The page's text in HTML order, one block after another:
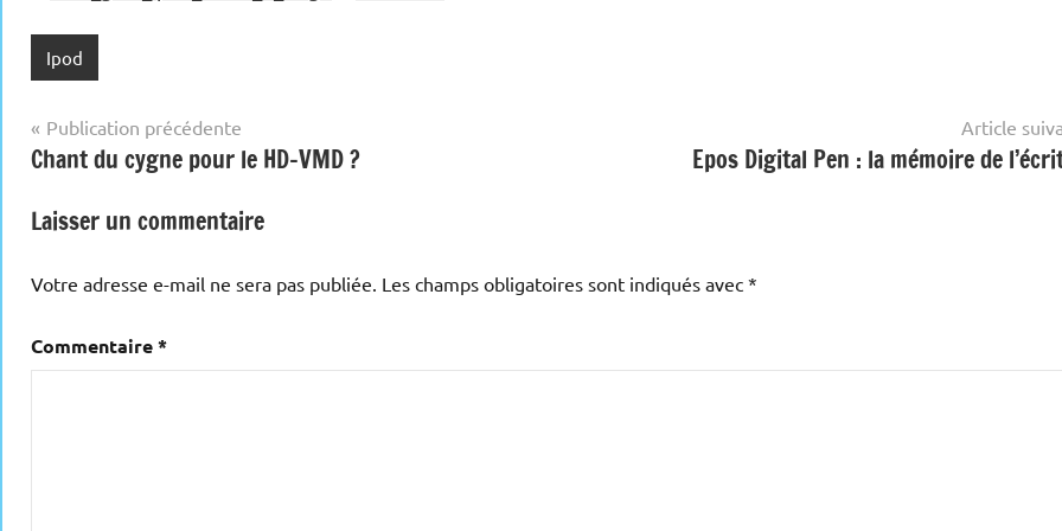
Ipod
Navigation
de
l’article
Publication précédente
Chant du cygne pour le HD-VMD ?
Article
Epos Digital Pen : la mémoire de
Laisser un commentaire
Votre adresse e-mail ne sera pas publiée. Les champs obligatoires sont indiqués avec *
Commentaire*